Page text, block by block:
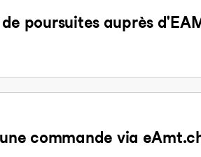
poursuites auprès
commande via